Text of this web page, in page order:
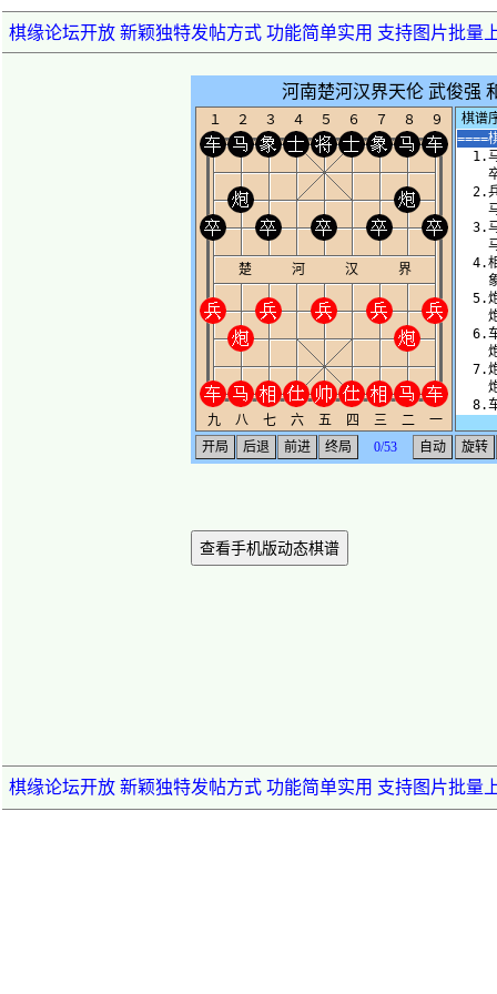
棋缘论坛开放 新颖独特发帖方式 功能简单实用 支持图片批量
查看手机版动态棋谱
棋缘论坛开放 新颖独特发帖方式 功能简单实用 支持图片批量